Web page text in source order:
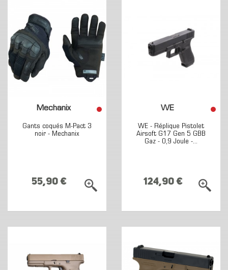
Mechanix
Gants coqués M-Pact 3
noir - Mechanix
55,90 €
WE
WE - Réplique Pistolet
Airsoft G17 Gen 5 GBB
Gaz - 0,9 Joule -...
124,90 €